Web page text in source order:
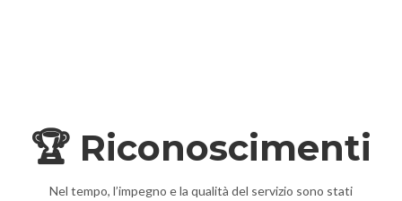
🏆 Riconoscimenti
Nel tempo, l’impegno e la qualità del servizio sono stati